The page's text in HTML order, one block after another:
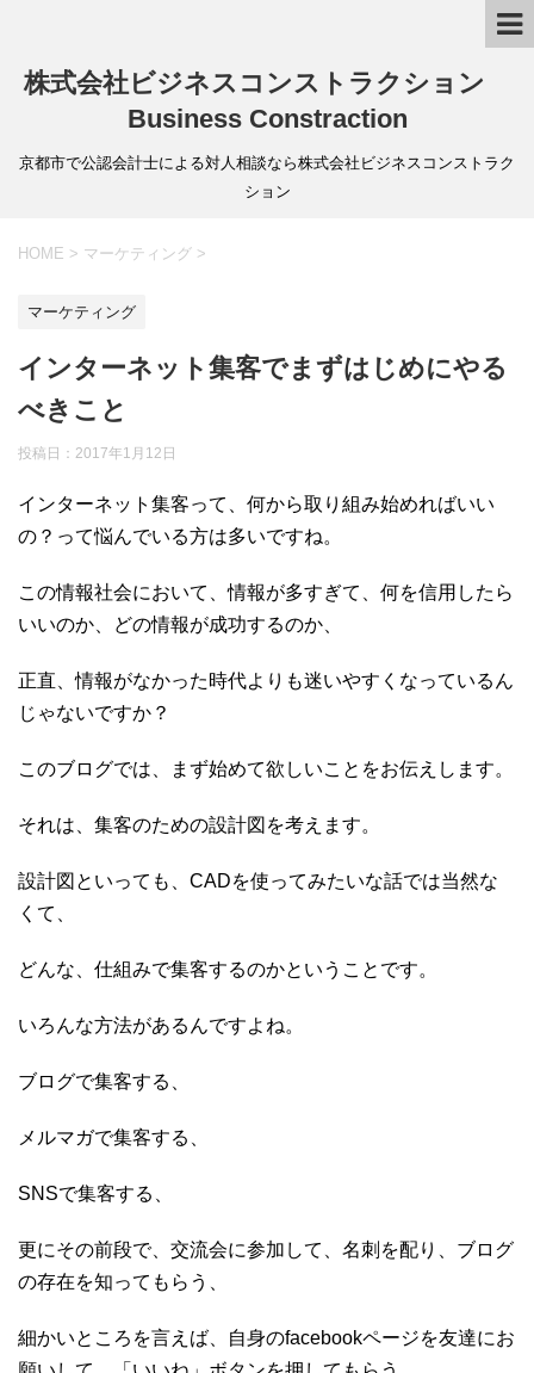
株式会社ビジネスコンストラクション
Business Constraction
京都市で公認会計士による対人相談なら株式会社ビジネスコンストラク
ション
HOME > マーケティング >
マーケティング
インターネット集客でまずはじめにやる
べきこと
投稿日： 2017年1月12日
インターネット集客って、何から取り組み始めればいい
の？って悩んでいる方は多いですね。
この情報社会において、情報が多すぎて、何を信用したら
いいのか、どの情報が成功するのか、
正直、情報がなかった時代よりも迷いやすくなっているん
じゃないですか？
このブログでは、まず始めて欲しいことをお伝えします。
それは、集客のための設計図を考えます。
設計図といっても、CADを使ってみたいな話では当然な
くて、
どんな、仕組みで集客するのかということです。
いろんな方法があるんですよね。
ブログで集客する、
メルマガで集客する、
SNSで集客する、
更にその前段で、交流会に参加して、名刺を配り、ブログ
の存在を知ってもらう、
細かいところを言えば、自身のfacebookページを友達にお